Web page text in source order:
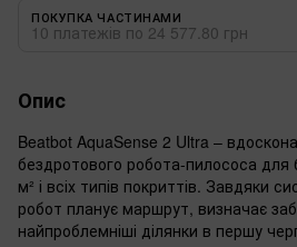
ПОКУПКА ЧАСТИНАМИ
10 платежів по 24 577.80 грн
Опис
Beatbot AquaSense 2 Ultra –
бездротового робота-пилососа
м² і всіх типів покриттів. Завдяки
робот планує маршрут, визначає
найпроблемніші ділянки в першу